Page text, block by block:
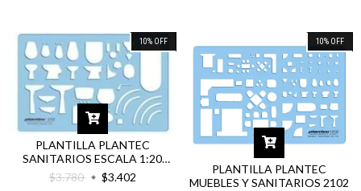
10% OFF
PLANTILLA PLANTEC
SANITARIOS ESCALA 1:20
2103
$3.780 $3.402
10% OFF
PLANTILLA PLANTEC
MUEBLES Y SANITARIOS 2102